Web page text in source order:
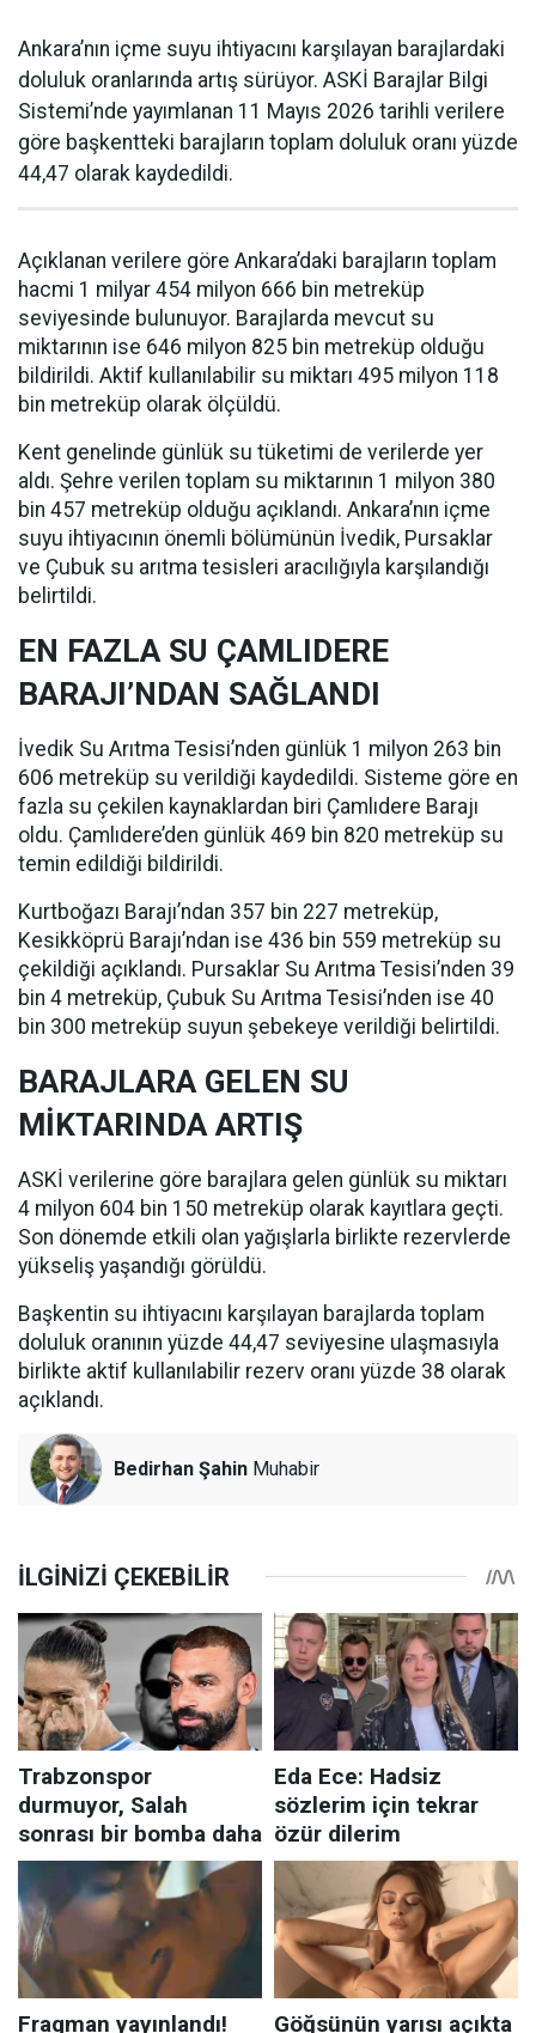
Ankara’nın içme suyu ihtiyacını karşılayan barajlardaki
doluluk oranlarında artış sürüyor. ASKİ Barajlar Bilgi
Sistemi’nde yayımlanan 11 Mayıs 2026 tarihli verilere
göre başkentteki barajların toplam doluluk oranı yüzde
44,47 olarak kaydedildi.
Açıklanan verilere göre Ankara’daki barajların toplam
hacmi 1 milyar 454 milyon 666 bin metreküp
seviyesinde bulunuyor. Barajlarda mevcut su
miktarının ise 646 milyon 825 bin metreküp olduğu
bildirildi. Aktif kullanılabilir su miktarı 495 milyon 118
bin metreküp olarak ölçüldü.
Kent genelinde günlük su tüketimi de verilerde yer
aldı. Şehre verilen toplam su miktarının 1 milyon 380
bin 457 metreküp olduğu açıklandı. Ankara’nın içme
suyu ihtiyacının önemli bölümünün İvedik, Pursaklar
ve Çubuk su arıtma tesisleri aracılığıyla karşılandığı
belirtildi.
EN FAZLA SU ÇAMLIDERE
BARAJI’NDAN SAĞLANDI
İvedik Su Arıtma Tesisi’nden günlük 1 milyon 263 bin
606 metreküp su verildiği kaydedildi. Sisteme göre en
fazla su çekilen kaynaklardan biri Çamlıdere Barajı
oldu. Çamlıdere’den günlük 469 bin 820 metreküp su
temin edildiği bildirildi.
Kurtboğazı Barajı’ndan 357 bin 227 metreküp,
Kesikköprü Barajı’ndan ise 436 bin 559 metreküp su
çekildiği açıklandı. Pursaklar Su Arıtma Tesisi’nden 39
bin 4 metreküp, Çubuk Su Arıtma Tesisi’nden ise 40
bin 300 metreküp suyun şebekeye verildiği belirtildi.
BARAJLARA GELEN SU
MİKTARINDA ARTIŞ
ASKİ verilerine göre barajlara gelen günlük su miktarı
4 milyon 604 bin 150 metreküp olarak kayıtlara geçti.
Son dönemde etkili olan yağışlarla birlikte rezervlerde
yükseliş yaşandığı görüldü.
Başkentin su ihtiyacını karşılayan barajlarda toplam
doluluk oranının yüzde 44,47 seviyesine ulaşmasıyla
birlikte aktif kullanılabilir rezerv oranı yüzde 38 olarak
açıklandı.
Bedirhan Şahin Muhabir